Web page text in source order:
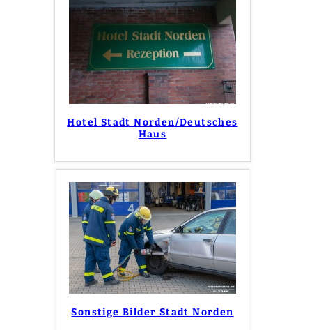
Hotel Stadt Norden/Deutsches
Haus
Sonstige Bilder Stadt Norden